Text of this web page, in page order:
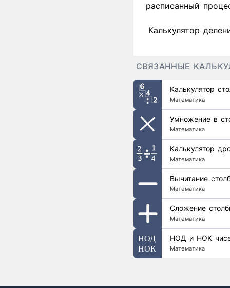
расписанный
Калькулятор
СВЯЗАННЫЕ
Калькулятор
Математика
Умножение в
Математика
Калькулятор
Математика
Вычитание
Математика
Сложение
Математика
НОД и НОК
Математика